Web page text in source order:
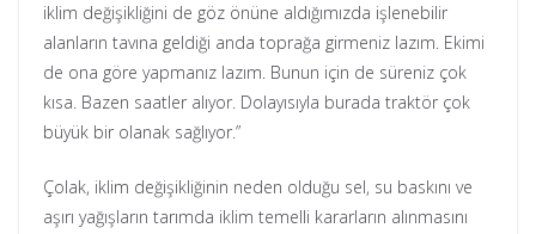
iklim değişikliğini de göz önüne aldığımızda işlenebilir
alanların tavına geldiği anda toprağa girmeniz lazım. Ekimi
de ona göre yapmanız lazım. Bunun için de süreniz çok
kısa. Bazen saatler alıyor. Dolayısıyla burada traktör çok
büyük bir olanak sağlıyor.”
Çolak, iklim değişikliğinin neden olduğu sel, su baskını ve
aşırı yağışların tarımda iklim temelli kararların alınmasını